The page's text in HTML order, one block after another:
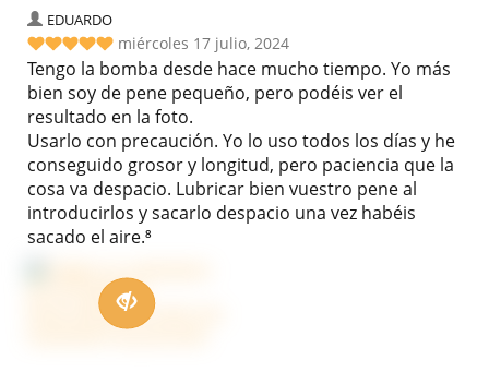
EDUARDO
miércoles 17 julio, 2024
Tengo la bomba desde hace mucho tiempo. Yo más
bien soy de pene pequeño, pero podéis ver el
resultado en la foto.
Usarlo con precaución. Yo lo uso todos los días y he
conseguido grosor y longitud, pero paciencia que la
cosa va despacio. Lubricar bien vuestro pene al
introducirlos y sacarlo despacio una vez habéis
sacado el aire.⁸